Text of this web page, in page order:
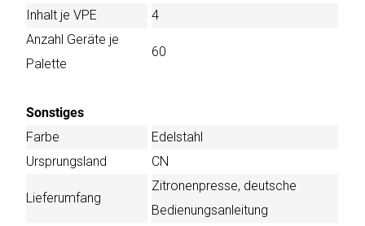
Inhalt je VPE
4
Anzahl Geräte je
Palette
60
Sonstiges
Farbe
Edelstahl
Ursprungsland
CN
Lieferumfang
Zitronenpresse, deutsche
Bedienungsanleitung